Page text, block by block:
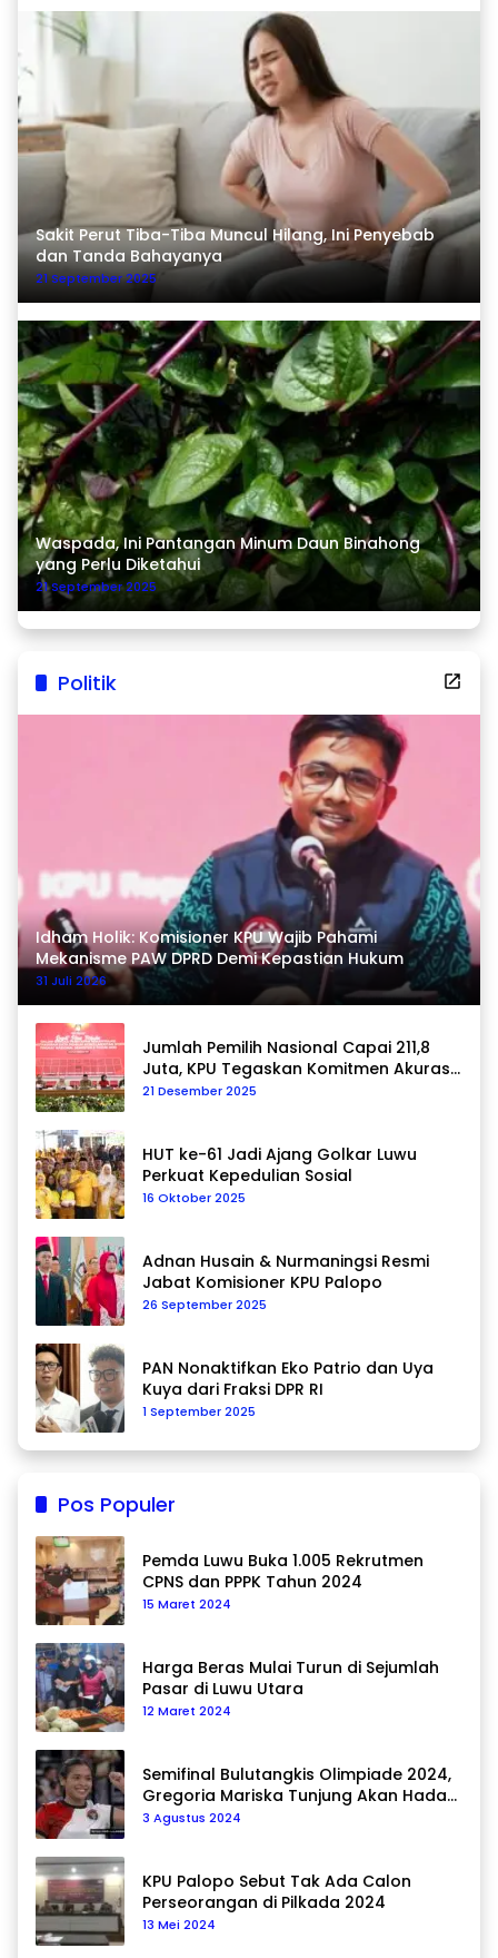
Sakit Perut Tiba-Tiba Muncul Hilang, Ini Penyebab
dan Tanda Bahayanya
21 September 2025
Waspada, Ini Pantangan Minum Daun Binahong
yang Perlu Diketahui
21 September 2025
Politik
Idham Holik: Komisioner KPU Wajib Pahami
Mekanisme PAW DPRD Demi Kepastian Hukum
31 Juli 2026
Jumlah Pemilih Nasional Capai 211,8
Juta, KPU Tegaskan Komitmen Akurasi
Data Berkelanjutan
21 Desember 2025
HUT ke-61 Jadi Ajang Golkar Luwu
Perkuat Kepedulian Sosial
16 Oktober 2025
Adnan Husain & Nurmaningsi Resmi
Jabat Komisioner KPU Palopo
26 September 2025
PAN Nonaktifkan Eko Patrio dan Uya
Kuya dari Fraksi DPR RI
1 September 2025
Pos Populer
Pemda Luwu Buka 1.005 Rekrutmen
CPNS dan PPPK Tahun 2024
15 Maret 2024
Harga Beras Mulai Turun di Sejumlah
Pasar di Luwu Utara
12 Maret 2024
Semifinal Bulutangkis Olimpiade 2024,
Gregoria Mariska Tunjung Akan Hadapi
Pemain Asal Korea Selatan
3 Agustus 2024
KPU Palopo Sebut Tak Ada Calon
Perseorangan di Pilkada 2024
13 Mei 2024